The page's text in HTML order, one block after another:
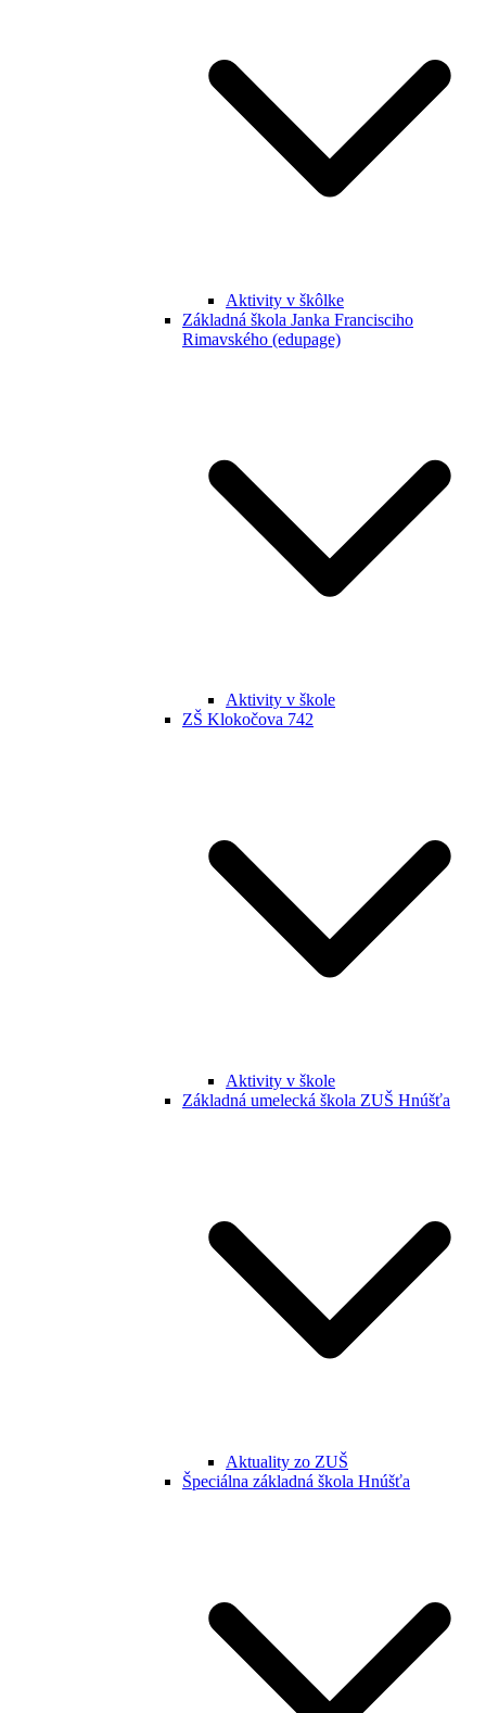
Aktivity v škôlke
Základná škola Janka Francisciho
Rimavského (edupage)
Aktivity v škole
ZŠ Klokočova 742
Aktivity v škole
Základná umelecká škola ZUŠ Hnúšťa
Aktuality zo ZUŠ
Špeciálna základná škola Hnúšťa